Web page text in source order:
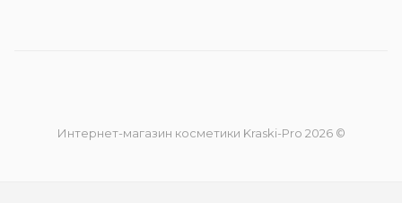
Интернет-магазин косметики Kraski-Pro 2026 ©